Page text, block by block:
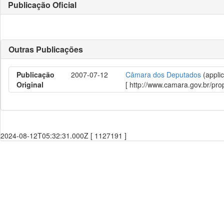
Publicação Oficial
Outras Publicações
Publicação
Original
2007-07-12 Câmara dos Deputados
[ http://www.camara.gov.br/
2024-08-12T05:32:31.000Z [ 1127191 ]